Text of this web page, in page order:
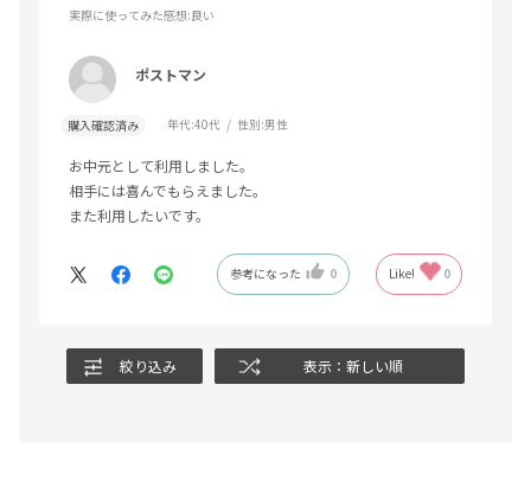
実際に使ってみた感想:良い
ポストマン
購入確認済み 年代:40代 性別:男性
お中元として利用しました。
相手には喜んでもらえました。
また利用したいです。
参考になった 0 Like! 0
絞り込み 表示：新しい順